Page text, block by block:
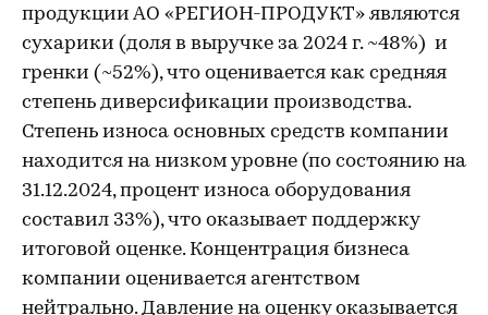
продукции АО «РЕГИОН-ПРОДУКТ» являются
сухарики (доля в выручке за 2024 г. ~48%) и
гренки (~52%), что оценивается как средняя
степень диверсификации производства.
Степень износа основных средств компании
находится на низком уровне (по состоянию на
31.12.2024, процент износа оборудования
составил 33%), что оказывает поддержку
итоговой оценке. Концентрация бизнеса
компании оценивается агентством
нейтрально. Давление на оценку оказывается